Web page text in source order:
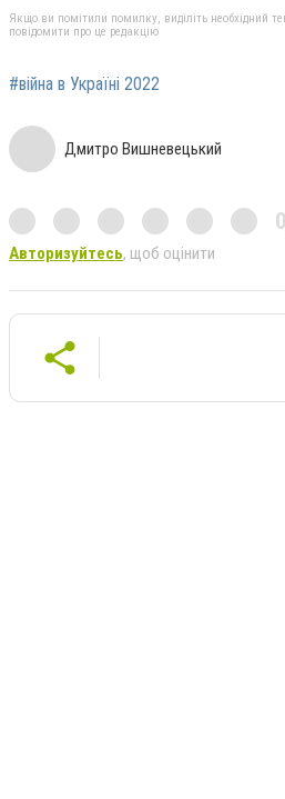
Якщо ви помітили помилку, виділіть необхідний
повідомити про це редакцію
#війна в Україні 2022
Дмитро Вишневецький
Авторизуйтесь, щоб оцінити